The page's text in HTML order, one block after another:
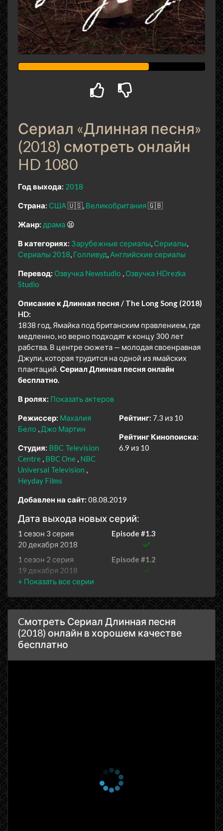
Сериал «Длинная песня»
(2018) смотреть онлайн
HD 1080
Год выхода: 2018
Страна: США🇺🇸 Великобритания🇬🇧
Жанр: драма 😫
В категориях: Зарубежные сериалы Сериалы
Сериалы 2018 Голливуд Английские сериалы
Перевод: Озвучка Newstudio
Озвучка HDrezka
Studio
Описание к Длинная песня / The Long Song (2018)
HD:
1838 год, Ямайка под британским правлением, где
медленно, но верно подходят к концу 300 лет
рабства. В центре сюжета — молодая своенравная
Джули, которая трудится на одной из ямайских
плантаций.Сериал Длинная песня онлайн
бесплатно.
В ролях: Показать актеров
Режиссер: Махалия
Бело
Джо Мартин
Студия: BBC Television
Centre BBC One NBC
Universal Television
Heyday Films
Рейтинг: 7.3 из 10
Рейтинг Кинопоиска:
6.9 из 10
Добавлен на сайт: 08.08.2019
Дата выхода новых серий:
1 сезон 3 серия
Episode #1.3
20 декабря 2018
1 сезон 2 серия
Episode #1.2
19 декабря 2018
1 сезон 1 серия
18 декабря 2018
Cмотреть Сериал Длинная песня
(2018) онлайн в хорошем качестве
бесплатно